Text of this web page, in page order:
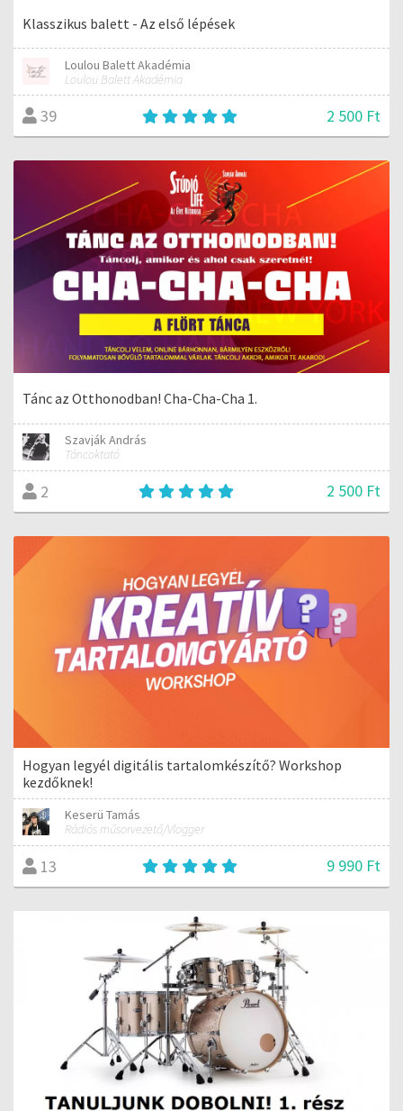
Klasszikus balett - Az első lépések
Loulou Balett Akadémia
Loulou Balett Akadémia
39 2 500 Ft
Tánc az Otthonodban! Cha-Cha-Cha 1.
Szavják András
Táncoktató
2 2 500 Ft
Hogyan legyél digitális tartalomkészítő? Workshop
kezdőknek!
Keserü Tamás
Rádiós műsorvezető/Vlogger
13 9 990 Ft